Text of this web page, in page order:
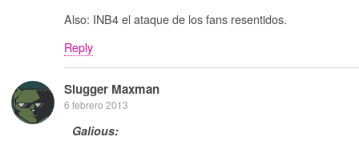
Also: INB4 el ataque de los fans resentidos.
Reply
Slugger Maxman
6 febrero 2013
Galious: